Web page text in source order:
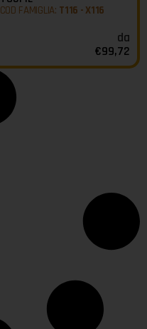
COD FAMIGLIA: T116 - X116
da
€99,72